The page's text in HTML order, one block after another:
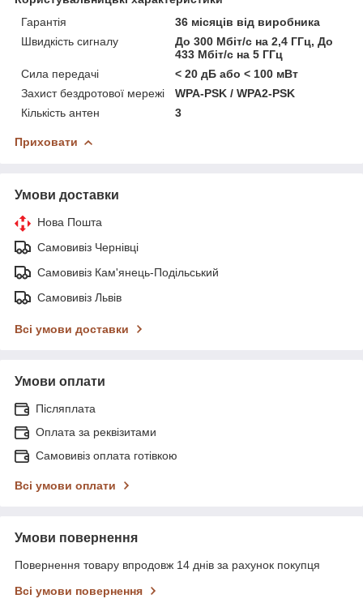
Гарантія
36 місяців від виробника
Швидкість сигналу
До 300 Мбіт/с на 2,4 ГГц, До
433 Мбіт/с на 5 ГГц
Сила передачі
< 20 дБ або < 100 мВт
Захист бездротової мережі
WPA-PSK / WPA2-PSK
Кількість антен
3
Приховати
Умови доставки
Нова Пошта
Самовивіз Чернівці
Самовивіз Кам'янець-Подільський
Самовивіз Львів
Всі умови доставки
Умови оплати
Післяплата
Оплата за реквізитами
Самовивіз оплата готівкою
Всі умови оплати
Умови повернення
Повернення товару впродовж 14 днів за рахунок покупця
Всі умови повернення